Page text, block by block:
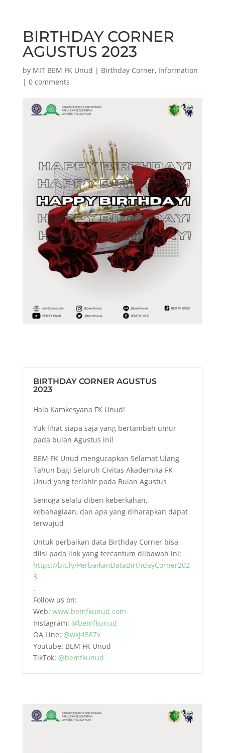
BIRTHDAY CORNER
AGUSTUS 2023
by MIT BEM FK Unud | Birthday Corner, Information
| 0 comments
BIRTHDAY CORNER AGUSTUS
2023
Halo Kamkesyana FK Unud!
Yuk lihat siapa saja yang bertambah umur
pada bulan Agustus ini!
BEM FK Unud mengucapkan Selamat Ulang
Tahun bagi Seluruh Civitas Akademika FK
Unud yang terlahir pada Bulan Agustus
Semoga selalu diberi keberkahan,
kebahagiaan, dan apa yang diharapkan dapat
terwujud
Untuk perbaikan data Birthday Corner bisa
diisi pada link yang tercantum diibawah ini:
https://bit.ly/PerbaikanDataBirthdayCorner202
3
.
Follow us on:
Web: www.bemfkunud.com
Instagram: @bemfkunud
OA Line: @wkj4587v
Youtube: BEM FK Unud
TikTok: @bemfkunud